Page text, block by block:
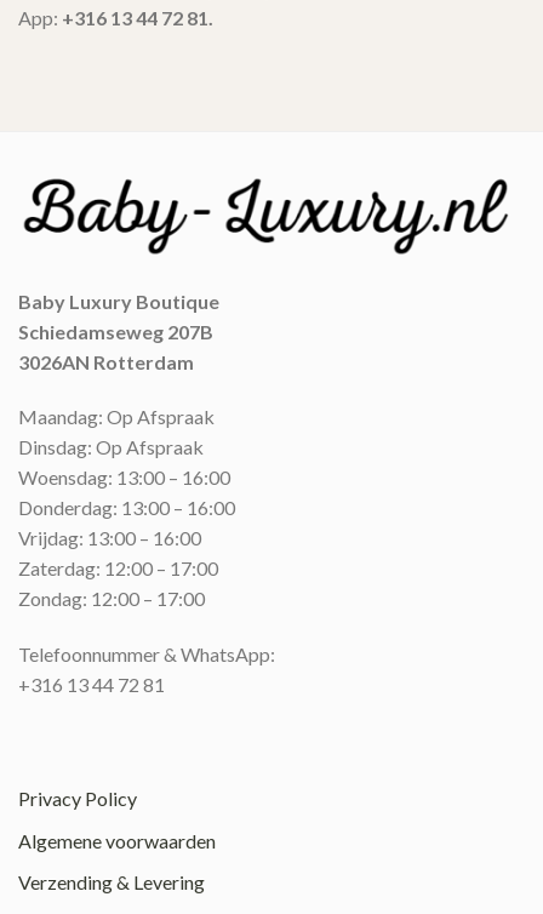
App: +316 13 44 72 81.
Baby Luxury Boutique
Schiedamseweg 207B
3026AN Rotterdam
Maandag: Op Afspraak
Dinsdag: Op Afspraak
Woensdag: 13:00 – 16:00
Donderdag: 13:00 – 16:00
Vrijdag: 13:00 – 16:00
Zaterdag: 12:00 – 17:00
Zondag: 12:00 – 17:00
Telefoonnummer & WhatsApp:
+316 13 44 72 81
Privacy Policy
Algemene voorwaarden
Verzending & Levering